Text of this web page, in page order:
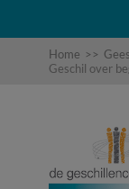
Home >>
Geschil over